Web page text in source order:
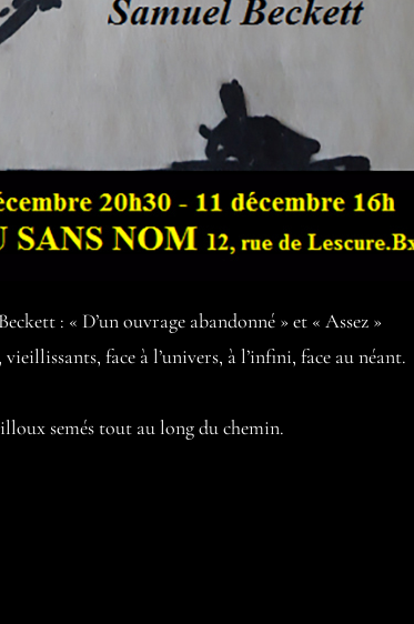
: « D’un ouvrage abandonné » et « Assez »
face à l’univers, à l’infini, face au néant.
semés tout au long du chemin.